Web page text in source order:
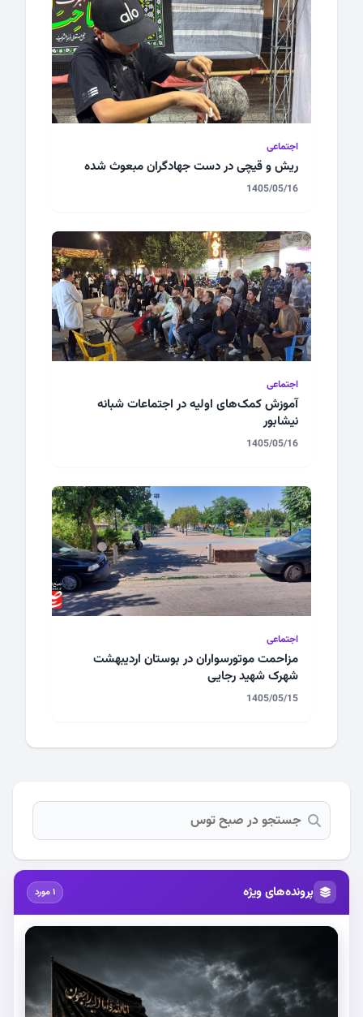
اجتماعی
ریش و قیچی در دست جهادگران مبعوث شده
1405/05/16
اجتماعی
آموزش کمک‌های اولیه در اجتماعات شبانه
نیشابور
1405/05/16
اجتماعی
مزاحمت موتورسواران در بوستان اردیبهشت
شهرک شهید رجایی
1405/05/15
پرونده‌های ویژه 1 مورد